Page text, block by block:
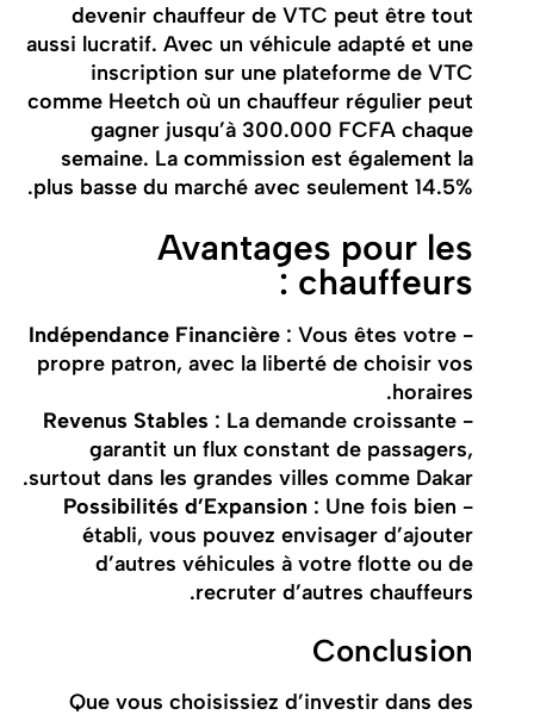
devenir chauffeur de VTC peut être tout
aussi lucratif. Avec un véhicule adapté et une
inscription sur une plateforme de VTC
comme Heetch où un chauffeur régulier peut
gagner jusqu’à 300.000 FCFA chaque
semaine. La commission est également la
plus basse du marché avec seulement 14.5%.
Avantages pour les
chauffeurs :
-
Indépendance Financière : Vous êtes votre
propre patron, avec la liberté de choisir vos
horaires.
-
Revenus Stables : La demande croissante
garantit un flux constant de passagers,
surtout dans les grandes villes comme Dakar.
-
Possibilités d’Expansion : Une fois bien
établi, vous pouvez envisager d’ajouter
d’autres véhicules à votre flotte ou de
recruter d’autres chauffeurs.
Conclusion
Que vous choisissiez d’investir dans des